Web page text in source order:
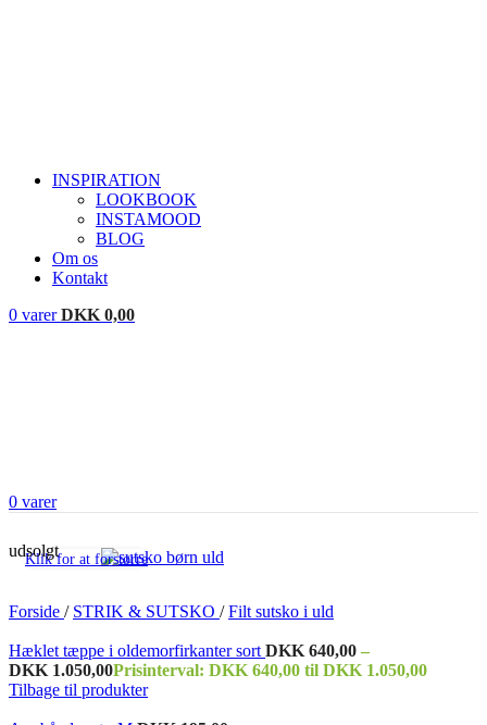
INSPIRATION
LOOKBOOK
INSTAMOOD
BLOG
Om os
Kontakt
0 varer DKK 0,00
0 varer
udsolgt
Klik for at forstørre
Forside / STRIK & SUTSKO / Filt sutsko i uld
Hæklet tæppe i oldemorfirkanter sort DKK 640,00 –
DKK 1.050,00Prisinterval: DKK 640,00 til DKK 1.050,00
Tilbage til produkter